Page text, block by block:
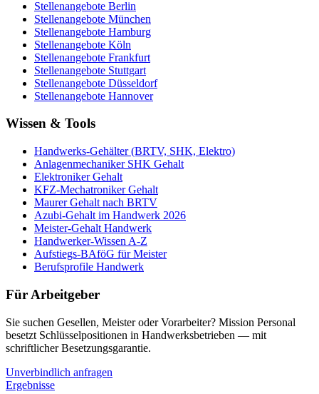
Stellenangebote Berlin
Stellenangebote München
Stellenangebote Hamburg
Stellenangebote Köln
Stellenangebote Frankfurt
Stellenangebote Stuttgart
Stellenangebote Düsseldorf
Stellenangebote Hannover
Wissen & Tools
Handwerks-Gehälter (BRTV, SHK, Elektro)
Anlagenmechaniker SHK Gehalt
Elektroniker Gehalt
KFZ-Mechatroniker Gehalt
Maurer Gehalt nach BRTV
Azubi-Gehalt im Handwerk 2026
Meister-Gehalt Handwerk
Handwerker-Wissen A-Z
Aufstiegs-BAföG für Meister
Berufsprofile Handwerk
Für Arbeitgeber
Sie suchen Gesellen, Meister oder Vorarbeiter? Mission Personal
besetzt Schlüsselpositionen in Handwerksbetrieben — mit
schriftlicher Besetzungsgarantie.
Unverbindlich anfragen
Ergebnisse